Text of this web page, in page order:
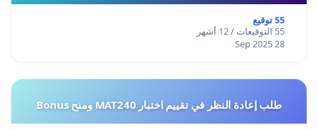
55 توقيع
55 التوقيعات / 12 أشهر
28 Sep 2025
طلب إعادة النظر في تقييم اختبار MAT240 ومنح Bonus